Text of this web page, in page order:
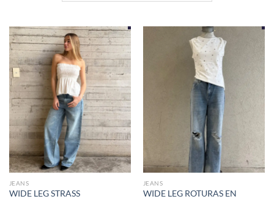
JEANS
WIDE LEG STRASS
JEANS
WIDE LEG ROTURAS EN